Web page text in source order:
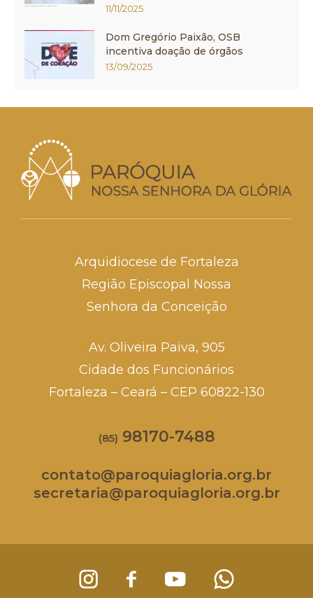
11/11/2025
Dom Gregório Paixão, OSB
incentiva doação de órgãos
13/09/2025
Arquidiocese de Fortaleza
Região Episcopal Nossa
Senhora da Conceição
Av. Oliveira Paiva, 905
Cidade dos Funcionários
Fortaleza – Ceará – CEP 60822-130
(85) 98170-7488
contato@paroquiagloria.org.br
secretaria@paroquiagloria.org.br